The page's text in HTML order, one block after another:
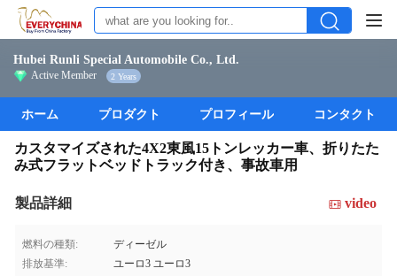
Hubei Runli Special Automobile Co., Ltd.
Active Member 2 Years
ホーム プロダクト プロフィール コンタクト
カスタマイズされた4X2東風15トンレッカー車、折りたた
み式フラットベッドトラック付き、事故車用
製品詳細 video
燃料の種類:
ディーゼル
排放基準:
ユーロ3 ユーロ3